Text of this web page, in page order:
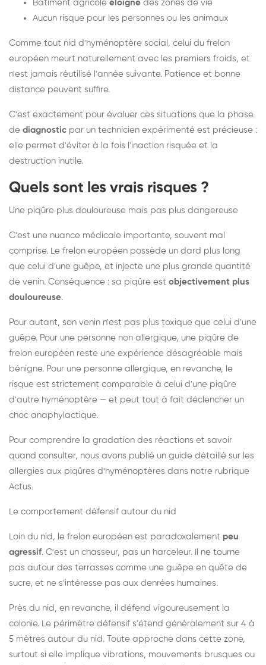
Bâtiment agricole éloigné des zones de vie
Aucun risque pour les personnes ou les animaux
Comme tout nid d'hyménoptère social, celui du frelon
européen meurt naturellement avec les premiers froids, et
n'est jamais réutilisé l'année suivante. Patience et bonne
distance peuvent suffire.
C'est exactement pour évaluer ces situations que la phase
de diagnostic par un technicien expérimenté est précieuse :
elle permet d'éviter à la fois l'inaction risquée et la
destruction inutile.
Quels sont les vrais risques ?
Une piqûre plus douloureuse mais pas plus dangereuse
C'est une nuance médicale importante, souvent mal
comprise. Le frelon européen possède un dard plus long
que celui d'une guêpe, et injecte une plus grande quantité
de venin. Conséquence : sa piqûre est objectivement plus
douloureuse.
Pour autant, son venin n'est pas plus toxique que celui d'une
guêpe. Pour une personne non allergique, une piqûre de
frelon européen reste une expérience désagréable mais
bénigne. Pour une personne allergique, en revanche, le
risque est strictement comparable à celui d'une piqûre
d'autre hyménoptère — et peut tout à fait déclencher un
choc anaphylactique.
Pour comprendre la gradation des réactions et savoir
quand consulter, nous avons publié un guide détaillé sur les
allergies aux piqûres d'hyménoptères dans notre rubrique
Actus.
Le comportement défensif autour du nid
Loin du nid, le frelon européen est paradoxalement peu
agressif. C'est un chasseur, pas un harceleur. Il ne tourne
pas autour des terrasses comme une guêpe en quête de
sucre, et ne s'intéresse pas aux denrées humaines.
Près du nid, en revanche, il défend vigoureusement la
colonie. Le périmètre défensif s'étend généralement sur 4 à
5 mètres autour du nid. Toute approche dans cette zone,
surtout si elle implique vibrations, mouvements brusques ou